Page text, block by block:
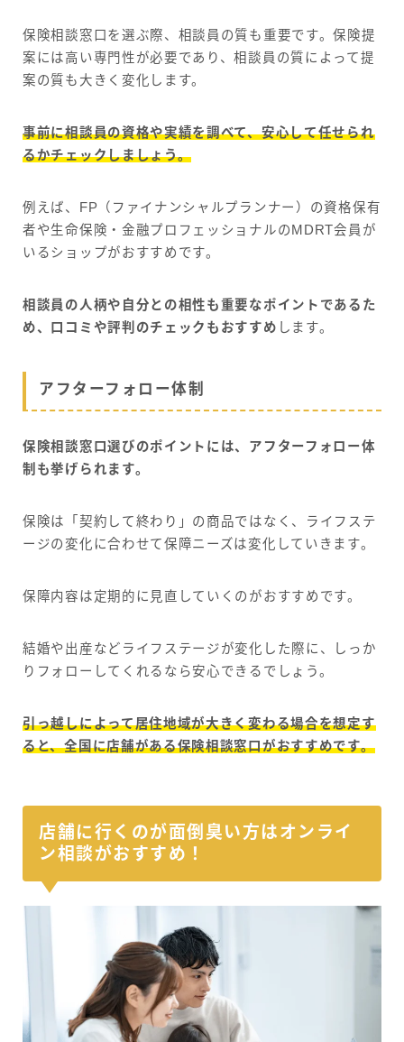
保険相談窓口を選ぶ際、相談員の質も重要です。保険提
案には高い専門性が必要であり、相談員の質によって提
案の質も大きく変化します。
事前に相談員の資格や実績を調べて、安心して任せられ
るかチェックしましょう。
例えば、FP（ファイナンシャルプランナー）の資格保有
者や生命保険・金融プロフェッショナルのMDRT会員が
いるショップがおすすめです。
相談員の人柄や自分との相性も重要なポイントであるた
め、口コミや評判のチェックもおすすめ します。
アフターフォロー体制
保険相談窓口選びのポイントには、アフターフォロー体
制も挙げられます。
保険は「契約して終わり」の商品ではなく、ライフステ
ージの変化に合わせて保障ニーズは変化していきます。
保障内容は定期的に見直していくのがおすすめです。
結婚や出産などライフステージが変化した際に、しっか
りフォローしてくれるなら安心できるでしょう。
引っ越しによって居住地域が大きく変わる場合を想定す
ると、全国に店舗がある保険相談窓口がおすすめです。
店舗に行くのが面倒臭い方はオンライ
ン相談がおすすめ！